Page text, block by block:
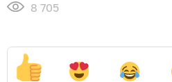
8 705